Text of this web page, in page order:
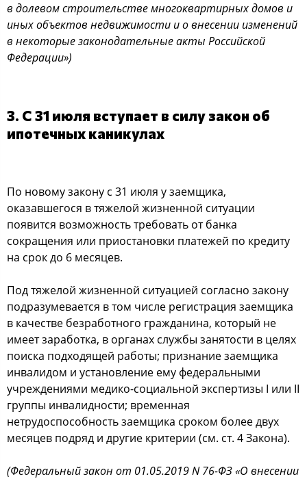
в долевом строительстве многоквартирных домов и
иных объектов недвижимости и о внесении изменений
в некоторые законодательные акты Российской
Федерации»)
3. С 31 июля вступает в силу закон об
ипотечных каникулах
По новому закону с 31 июля у заемщика,
оказавшегося в тяжелой жизненной ситуации
появится возможность требовать от банка
сокращения или приостановки платежей по кредиту
на срок до 6 месяцев.
Под тяжелой жизненной ситуацией согласно закону
подразумевается в том числе регистрация заемщика
в качестве безработного гражданина, который не
имеет заработка, в органах службы занятости в целях
поиска подходящей работы; признание заемщика
инвалидом и установление ему федеральными
учреждениями медико-социальной экспертизы I или II
группы инвалидности; временная
нетрудоспособность заемщика сроком более двух
месяцев подряд и другие критерии (см. ст. 4 Закона).
(Федеральный закон от 01.05.2019 N 76-ФЗ «О внесении